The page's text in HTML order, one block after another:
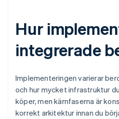
Hur
integrerade
Implementeringen varierar
och hur mycket infrastruktur
köper, men kärnfaserna är
korrekt arkitektur innan du